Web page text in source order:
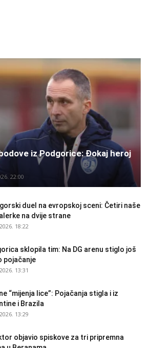
iz Podgorice: Đokaj heroj
22:00
duel na evropskoj sceni: Četiri naše
na dvije strane
18:22
sklopila tim: Na DG arenu stiglo još
pojačanje
13:31
“mijenja lice”: Pojačanja stigla i iz
i Brazila
13:29
objavio spiskove za tri pripremna